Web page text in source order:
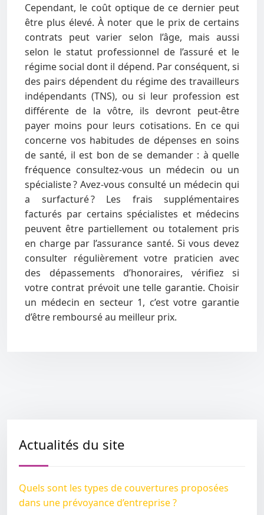
Cependant, le coût optique de ce dernier peut
être plus élevé. À noter que le prix de certains
contrats peut varier selon l’âge, mais aussi
selon le statut professionnel de l’assuré et le
régime social dont il dépend. Par conséquent, si
des pairs dépendent du régime des travailleurs
indépendants (TNS), ou si leur profession est
différente de la vôtre, ils devront peut-être
payer moins pour leurs cotisations. En ce qui
concerne vos habitudes de dépenses en soins
de santé, il est bon de se demander : à quelle
fréquence consultez-vous un médecin ou un
spécialiste ? Avez-vous consulté un médecin qui
a surfacturé ? Les frais supplémentaires
facturés par certains spécialistes et médecins
peuvent être partiellement ou totalement pris
en charge par l’assurance santé. Si vous devez
consulter régulièrement votre praticien avec
des dépassements d’honoraires, vérifiez si
votre contrat prévoit une telle garantie. Choisir
un médecin en secteur 1, c’est votre garantie
d’être remboursé au meilleur prix.
Actualités du site
Quels sont les types de couvertures proposées
dans une prévoyance d’entreprise ?